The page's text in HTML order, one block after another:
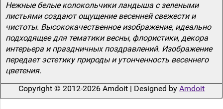
Нежные белые колокольчики ландыша с зелеными
листьями создают ощущение весенней свежести и
чистоты. Высококачественное изображение, идеально
подходящее для тематики весны, флористики, декора
интерьера и праздничных поздравлений. Изображение
передает эстетику природы и утонченность весеннего
цветения.
Copyright © 2012-2026 Amdoit | Designed by Amdoit